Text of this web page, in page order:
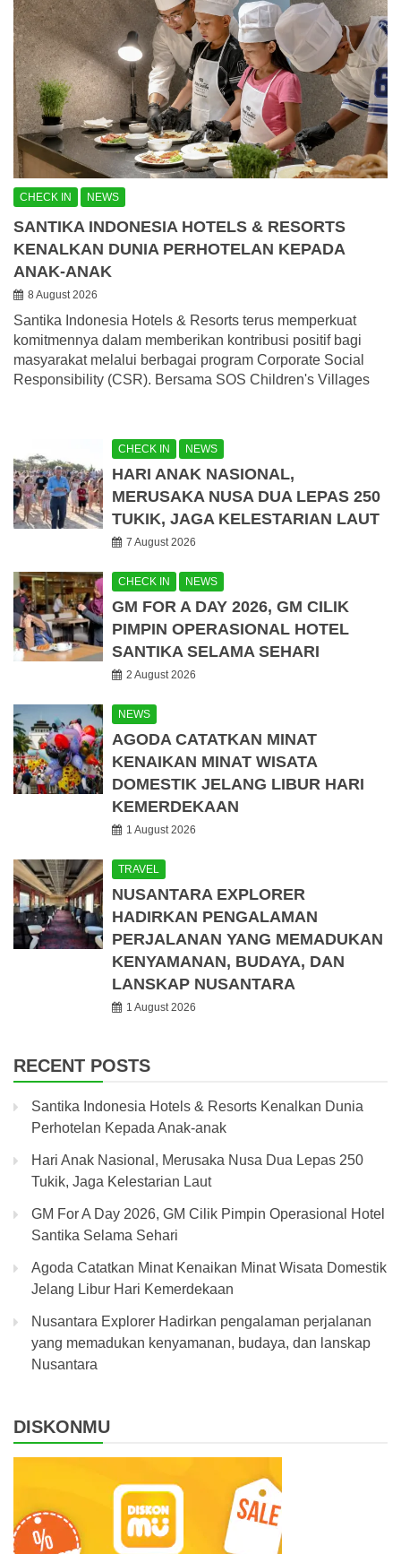
CHECK IN NEWS
SANTIKA INDONESIA HOTELS & RESORTS
KENALKAN DUNIA PERHOTELAN KEPADA
ANAK-ANAK
8 August 2026
Santika Indonesia Hotels & Resorts terus memperkuat
komitmennya dalam memberikan kontribusi positif bagi
masyarakat melalui berbagai program Corporate Social
Responsibility (CSR). Bersama SOS Children's Villages
CHECK IN NEWS
HARI ANAK NASIONAL,
MERUSAKA NUSA DUA LEPAS 250
TUKIK, JAGA KELESTARIAN LAUT
7 August 2026
CHECK IN NEWS
GM FOR A DAY 2026, GM CILIK
PIMPIN OPERASIONAL HOTEL
SANTIKA SELAMA SEHARI
2 August 2026
NEWS
AGODA CATATKAN MINAT
KENAIKAN MINAT WISATA
DOMESTIK JELANG LIBUR HARI
KEMERDEKAAN
1 August 2026
TRAVEL
NUSANTARA EXPLORER
HADIRKAN PENGALAMAN
PERJALANAN YANG MEMADUKAN
KENYAMANAN, BUDAYA, DAN
LANSKAP NUSANTARA
1 August 2026
RECENT POSTS
Santika Indonesia Hotels & Resorts Kenalkan Dunia
Perhotelan Kepada Anak-anak
Hari Anak Nasional, Merusaka Nusa Dua Lepas 250
Tukik, Jaga Kelestarian Laut
GM For A Day 2026, GM Cilik Pimpin Operasional Hotel
Santika Selama Sehari
Agoda Catatkan Minat Kenaikan Minat Wisata Domestik
Jelang Libur Hari Kemerdekaan
Nusantara Explorer Hadirkan pengalaman perjalanan
yang memadukan kenyamanan, budaya, dan lanskap
Nusantara
DISKONMU